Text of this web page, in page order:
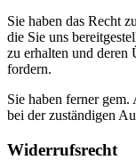
Sie haben das Recht
die Sie uns
zu erhalten und deren
fordern.
Sie haben ferner
bei der zuständigen
Widerrufsrecht